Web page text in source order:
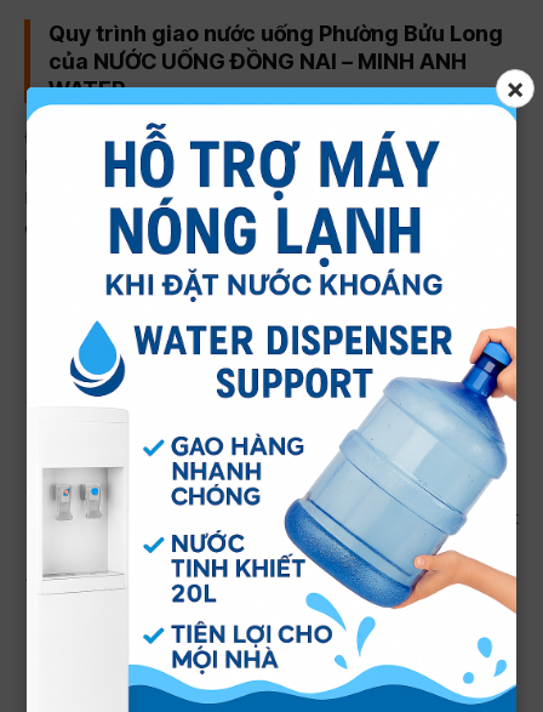
Quy trình giao nước uống Phường Bửu Long
của NƯỚC UỐNG ĐỒNG NAI – MINH ANH
WATER
Để đảm bảo sự thuận tiện và nhanh chóng cho quý khách
hàng tại phường Bửu Long, Biên Hòa, NƯỚC UỐNG ĐỒNG
NAI – MINH ANH WATER đã xây dựng quy trình phục vụ
chuyên nghiệp và hiệu quả:
Tiếp nhận đơn hàng:Quý khách có thể đặt hàng qua
hotline 0815070891, website
hoặc các kênh trực tuyến khác. Đội ngũ tư vấn sẽ nhanh
chóng ghi nhận thông tin và xác nhận đơn hàng.
Xử lý và chuẩn bị:
Đơn hàng của bạn sẽ được chuyển
đến bộ phận kho để chuẩn bị sản phẩm, đảm bảo đúng
loại, đủ số lượng và chất lượng theo yêu cầu.
Giao hàng tận nơi: Nhân viên giao hàng sẽ vận chuyển
nước đến địa chỉ của quý khách tại phường Bửu Long một
cách cẩn thận và nhanh chóng.
Kiểm tra và thanh toán:Quý khách kiểm tra sản phẩm
trước khi nhận và thực hiện thanh toán theo phương thức
Chăm sóc khách hàng:Sau khi giao nước thành công,
chúng tôi luôn sẵn sàng lắng nghe phản hồi và hỗ trợ
×